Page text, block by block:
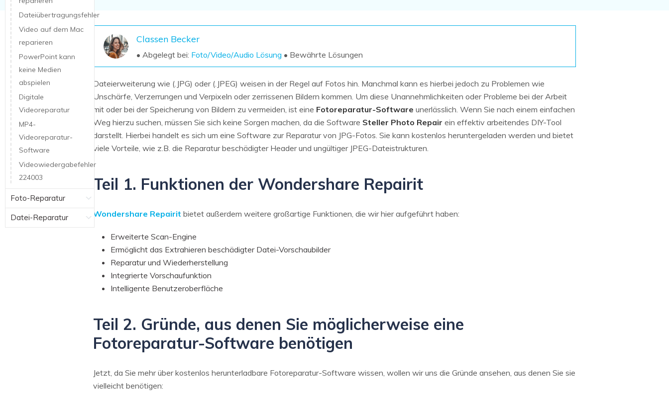
NAS-Datenrettung
Mac-Papierkorb-Wiederherstellung
Neu
Email-
WiederherstellungWiederherstellung
Datenrettung
Neu
Werkseinstellung
ALLE FUNKTIONEN ENTDECKEN
Classen Becker
• Abgelegt bei: Foto/Video/Audio Lösung • Bewährte Lösungen
Dateierweiterung wie (.JPG) oder (.JPEG) weisen in der Regel auf Fotos hin. Manchmal kann es hierbei jedoch zu Problemen wie
Unschärfe, Verzerrungen und Verpixeln oder zerrissenen Bildern kommen. Um diese Unannehmlichkeiten oder Probleme bei der Arbeit
mit oder bei der Speicherung von Bildern zu vermeiden, ist eine Fotoreparatur-Software unerlässlich. Wenn Sie nach einem einfachen
Weg hierzu suchen, müssen Sie sich keine Sorgen machen, da die Software Steller Photo Repair ein effektiv arbeitendes DIY-Tool
darstellt. Hierbei handelt es sich um eine Software zur Reparatur von JPG-Fotos. Sie kann kostenlos heruntergeladen werden und bietet
viele Vorteile, wie z.B. die Reparatur beschädigter Header und ungültiger JPEG-Dateistrukturen.
Teil 1. Funktionen der Wondershare Repairit
Wondershare Repairit bietet außerdem weitere großartige Funktionen, die wir hier aufgeführt haben:
Erweiterte Scan-Engine
Ermöglicht das Extrahieren beschädigter Datei-Vorschaubilder
Reparatur und Wiederherstellung
Integrierte Vorschaufunktion
Intelligente Benutzeroberfläche
Teil 2. Gründe, aus denen Sie möglicherweise eine
Fotoreparatur-Software benötigen
Jetzt, da Sie mehr über kostenlos herunterladbare Fotoreparatur-Software wissen, wollen wir uns die Gründe ansehen, aus denen Sie sie
vielleicht benötigen:
Dateiübertragungsfehler
Video auf dem Mac
reparieren
PowerPoint kann
keine Medien
abspielen
Digitale
Videoreparatur
MP4-
Videoreparatur-
Software
Videowiedergabefehler
224003
Foto-Reparatur
Datei-Reparatur